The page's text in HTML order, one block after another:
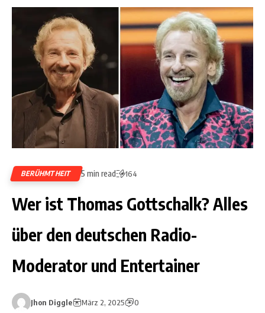
BERÜHMTHEIT 5 min read 164
Wer ist Thomas Gottschalk? Alles
über den deutschen Radio-
Moderator und Entertainer
Jhon Diggle März 2, 2025 0